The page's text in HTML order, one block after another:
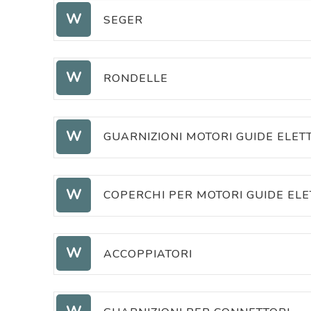
INDOTTI PER POMPE
EPS-35: STATORI PER GUIDE
W SEGER
W RONDELLE
RONDELLE DI MODIFICA VITI
W GUARNIZIONI MOTORI GUIDE
GUARNIZIONI MOTORI GUIDE
W COPERCHI PER MOTORI GUIDE
W ACCOPPIATORI